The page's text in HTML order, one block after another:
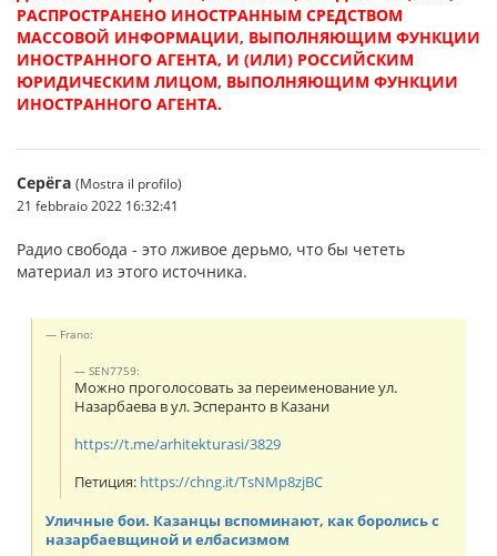
РАСПРОСТРАНЕНО ИНОСТРАННЫМ СРЕДСТВОМ
МАССОВОЙ ИНФОРМАЦИИ, ВЫПОЛНЯЮЩИМ ФУНКЦИИ
ИНОСТРАННОГО АГЕНТА, И (ИЛИ) РОССИЙСКИМ
ЮРИДИЧЕСКИМ ЛИЦОМ, ВЫПОЛНЯЮЩИМ ФУНКЦИИ
ИНОСТРАННОГО АГЕНТА.
Серёга (Mostra il profilo)
21 febbraio 2022 16:32:41
Радио свобода - это лживое дерьмо, что бы чететь
материал из этого источника.
Frano:
SEN7759:
Можно проголосовать за переименование ул.
Назарбаева в ул. Эсперанто в Казани
https://t.me/arhitekturasi/3829
Петиция: https://chng.it/TsNMp8zjBC
Уличные бои. Казанцы вспоминают, как боролись с
назарбаевщиной и елбасизмом